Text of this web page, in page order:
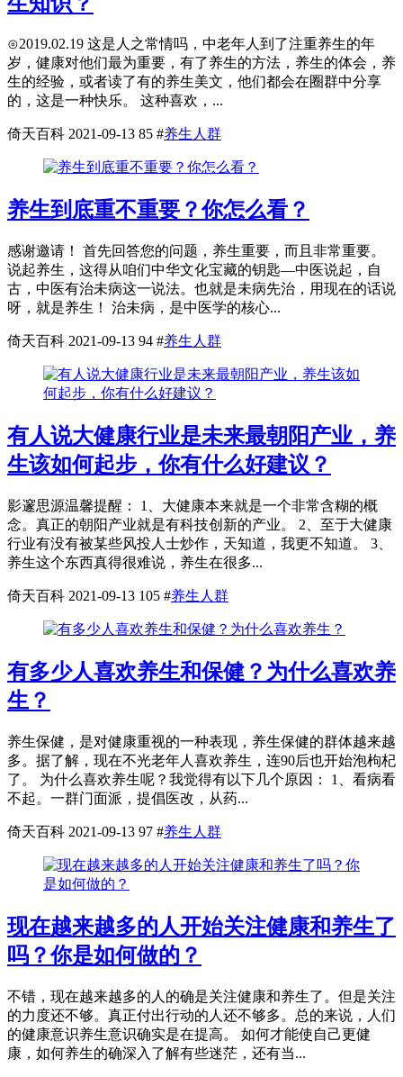
⊙2019.02.19 这是人之常情吗，中老年人到了注重养生的年
岁，健康对他们最为重要，有了养生的方法，养生的体会，养
生的经验，或者读了有的养生美文，他们都会在圈群中分享
的，这是一种快乐。 这种喜欢，...
倚天百科 2021-09-13 85 #养生人群
养生到底重不重要？你怎么看？
感谢邀请！ 首先回答您的问题，养生重要，而且非常重要。
说起养生，这得从咱们中华文化宝藏的钥匙—中医说起，自
古，中医有治未病这一说法。也就是未病先治，用现在的话说
呀，就是养生！ 治未病，是中医学的核心...
倚天百科 2021-09-13 94 #养生人群
有人说大健康行业是未来最朝阳产业，养
生该如何起步，你有什么好建议？
影邃思源温馨提醒： 1、大健康本来就是一个非常含糊的概
念。真正的朝阳产业就是有科技创新的产业。 2、至于大健康
行业有没有被某些风投人士炒作，天知道，我更不知道。 3、
养生这个东西真得很难说，养生在很多...
倚天百科 2021-09-13 105 #养生人群
有多少人喜欢养生和保健？为什么喜欢养
生？
养生保健，是对健康重视的一种表现，养生保健的群体越来越
多。据了解，现在不光老年人喜欢养生，连90后也开始泡枸杞
了。 为什么喜欢养生呢？我觉得有以下几个原因： 1、看病看
不起。一群门面派，提倡医改，从药...
倚天百科 2021-09-13 97 #养生人群
现在越来越多的人开始关注健康和养生了
吗？你是如何做的？
不错，现在越来越多的人的确是关注健康和养生了。但是关注
的力度还不够。真正付出行动的人还不够多。总的来说，人们
的健康意识养生意识确实是在提高。 如何才能使自己更健
康，如何养生的确深入了解有些迷茫，还有当...